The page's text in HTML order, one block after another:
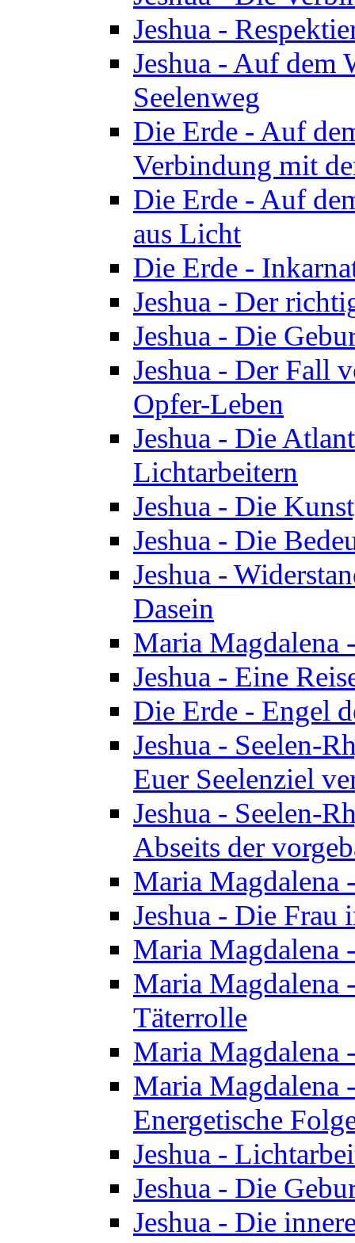
Jeshua -
Jeshua - Auf dem
Seelenweg
Die Erde - Auf
Verbindung mit
Die Erde - Auf
aus Licht
Die Erde -
Jeshua - Der
Jeshua - Die
Jeshua - Der Fall
Opfer-Leben
Jeshua - Die
Lichtarbeitern
Jeshua - Die
Jeshua - Die
Jeshua -
Dasein
Maria Magdalena
Jeshua - Eine
Die Erde - Engel
Jeshua - Seelen-
Euer Seelenziel
Jeshua - Seelen-
Abseits der
Maria Magdalena
Jeshua - Die Frau
Maria Magdalena
Maria Magdalena
Täterrolle
Maria Magdalena
Maria Magdalena
Energetische
Jeshua -
Jeshua - Die
Jeshua - Die